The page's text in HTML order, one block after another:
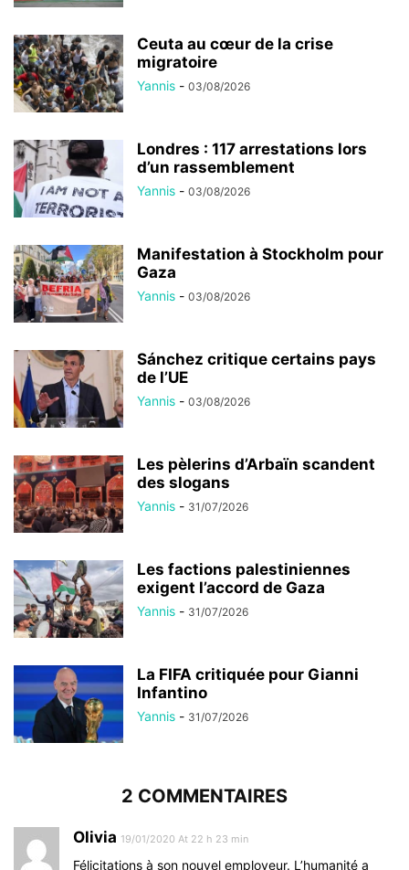
Ceuta au cœur de la crise
migratoire
Yannis - 03/08/2026
Londres : 117 arrestations lors
d’un rassemblement
Yannis - 03/08/2026
Manifestation à Stockholm pour
Gaza
Yannis - 03/08/2026
Sánchez critique certains pays
de l’UE
Yannis - 03/08/2026
Les pèlerins d’Arbaïn scandent
des slogans
Yannis - 31/07/2026
Les factions palestiniennes
exigent l’accord de Gaza
Yannis - 31/07/2026
La FIFA critiquée pour Gianni
Infantino
Yannis - 31/07/2026
2 COMMENTAIRES
Olivia 19/01/2020 At 22 h 23 min
Félicitations à son nouvel employeur. L’humanité a